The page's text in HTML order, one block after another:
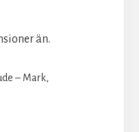
än.
– Mark,